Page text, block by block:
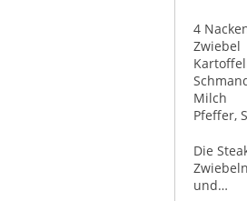
4
Zwiebel
Milch
Pfeffer,
Die
und…